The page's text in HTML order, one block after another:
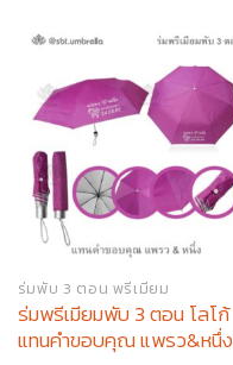
ร่มพับ 3 ตอน พรีเมียม
ร่มพรีเมียมพับ 3 ตอน โลโก้
แทนคำขอบคุณ แพรว&หนึ่ง